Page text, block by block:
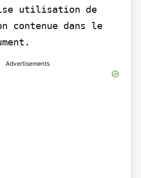
utilisation de
contenue dans le
Advertisements